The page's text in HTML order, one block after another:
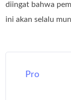
diingat bahwa
ini akan selalu
Pro